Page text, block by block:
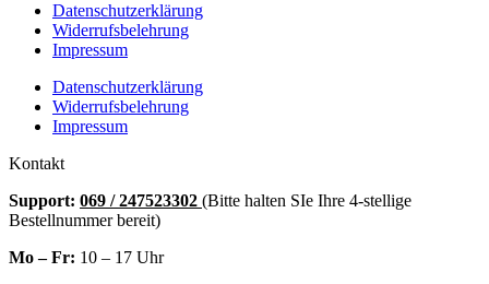
Datenschutzerklärung
Widerrufsbelehrung
Impressum
Datenschutzerklärung
Widerrufsbelehrung
Impressum
Kontakt
Support: 069 / 247523302 (Bitte halten SIe Ihre 4-stellige
Bestellnummer bereit)
Mo – Fr: 10 – 17 Uhr